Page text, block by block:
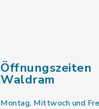
Öffnungszeiten
Waldram
Montag, Mittwoch und